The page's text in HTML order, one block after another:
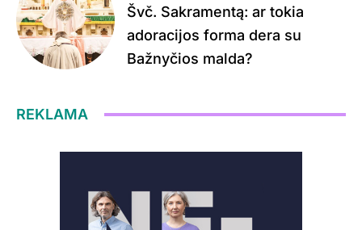
Švč. Sakramentą: ar tokia
adoracijos forma dera su
Bažnyčios malda?
REKLAMA